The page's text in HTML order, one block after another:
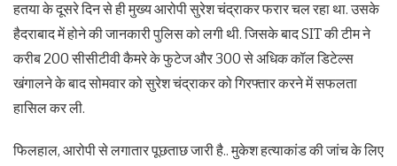
हतया के दूसरे दिन से ही मुख्य आरोपी सुरेश चंद्राकर फरार चल रहा था. उसके
हैदराबाद में होने की जानकारी पुलिस को लगी थी. जिसके बाद SIT की टीम ने
करीब 200 सीसीटीवी कैमरे के फुटेज और 300 से अधिक कॉल डिटेल्स
खंगालने के बाद सोमवार को सुरेश चंद्राकर को गिरफ्तार करने में सफलता
हासिल कर ली.
फिलहाल, आरोपी से लगातार पूछताछ जारी है.. मुकेश हत्याकांड की जांच के लिए